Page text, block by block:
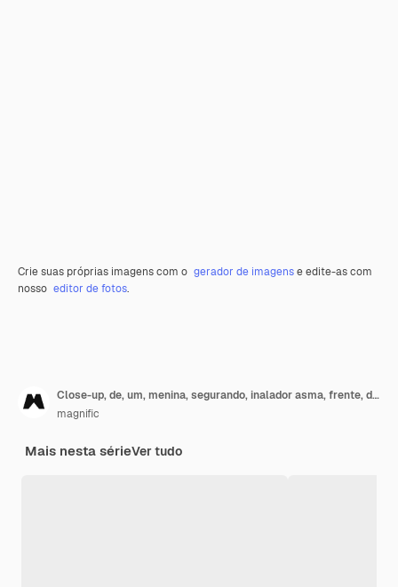
Crie suas próprias imagens com o gerador de imagense edite-as com
nosso editor de fotos.
Close-up, de, um, menina, segurando, inalador asma, frente, dela, boca
magnific
Mais nesta sérieVer tudo